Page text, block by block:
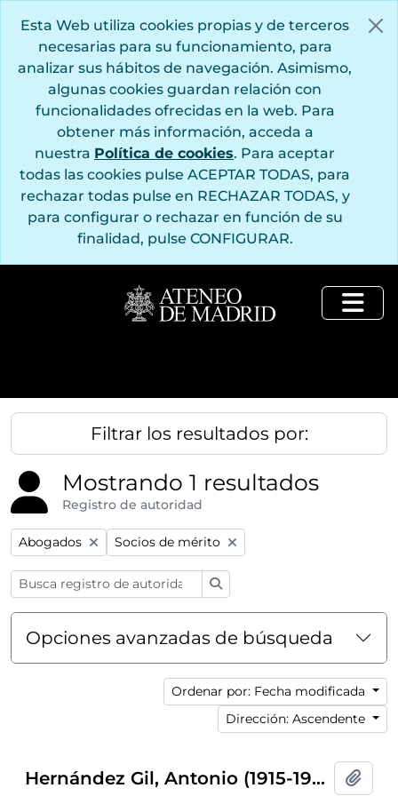
Esta Web utiliza cookies propias y de terceros
necesarias para su funcionamiento, para
analizar sus hábitos de navegación. Asimismo,
algunas cookies guardan relación con
funcionalidades ofrecidas en la web. Para
obtener más información, acceda a
nuestra Política de cookies. Para aceptar
todas las cookies pulse ACEPTAR TODAS, para
rechazar todas pulse en RECHAZAR TODAS, y
para configurar o rechazar en función de su
finalidad, pulse CONFIGURAR.
Filtrar los resultados por:
Mostrando 1 resultados
Registro de autoridad
Remove filter:
Abogados Remove filter:
Socios de mérito
Opciones avanzadas de búsqueda
Ordenar por: Fecha modificada
Dirección: Ascendente
Hernández Gil, Antonio (1915-1994)